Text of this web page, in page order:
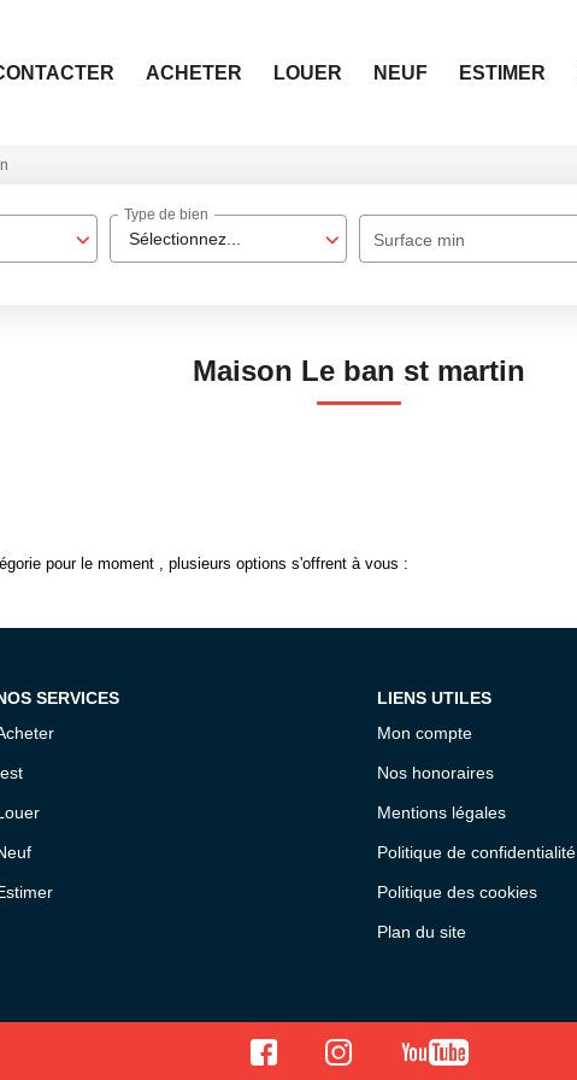
ACHETER LOUER NEUF ESTIMER
Sélectionnez...
Type de bien
Surface min
Maison Le ban st martin
pour le moment , plusieurs options s'offrent à vous :
SERVICES
LIENS UTILES
Mon compte
Nos honoraires
Mentions légales
Politique de confidentialité
Politique des cookies
Plan du site